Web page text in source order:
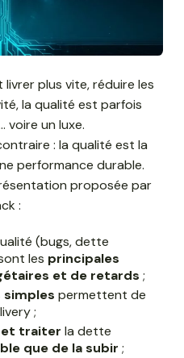
plus vite, réduire les
la qualité est parfois
voire un luxe.
: la qualité est la
performance durable.
proposée par
:
(bugs, dette
les principales
et de retards ;
permettent de
;
et traiter la dette
que de la subir ;